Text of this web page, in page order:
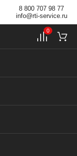
8 800 707 98 77
info@rti-service.ru
0